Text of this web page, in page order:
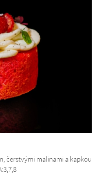
čerstvými malinami a kapkou